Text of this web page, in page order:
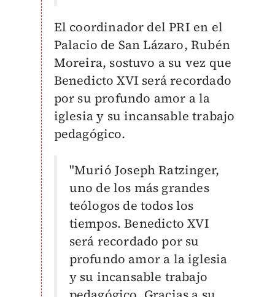
El coordinador del PRI en el
Palacio de San Lázaro, Rubén
Moreira, sostuvo a su vez que
Benedicto XVI será recordado
por su profundo amor a la
iglesia y su incansable trabajo
pedagógico.
"Murió Joseph Ratzinger,
uno de los más grandes
teólogos de todos los
tiempos. Benedicto XVI
será recordado por su
profundo amor a la iglesia
y su incansable trabajo